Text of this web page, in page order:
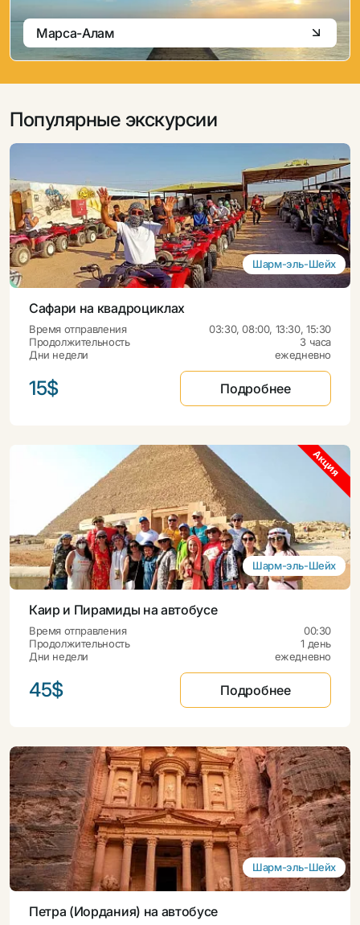
Марса-Алам
Популярные экскурсии
Шарм-эль-Шейх
Сафари на квадроциклах
Время отправления
03:30, 08:00, 13:30, 15:30
Продолжительность
3 часа
Дни недели
ежедневно
15$ Подробнее
Акция
Акция
Шарм-эль-Шейх
Каир и Пирамиды на автобусе
Время отправления
00:30
Продолжительность
1 день
Дни недели
ежедневно
45$ Подробнее
Шарм-эль-Шейх
Петра (Иордания) на автобусе